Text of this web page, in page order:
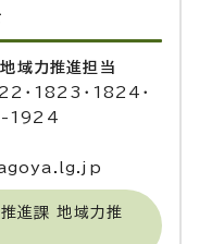
域力推進担当
・1823・1824・
1924
進課 地域力推